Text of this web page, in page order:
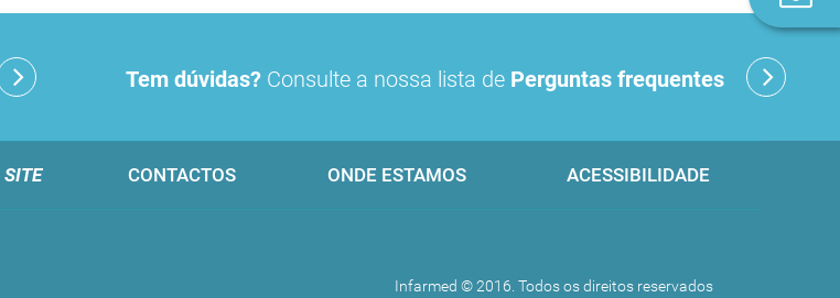
Tem dúvidas? Consulte a nossa lista de Perguntas frequentes
SITE CONTACTOS ONDE ESTAMOS ACESSIBILIDADE
Infarmed © 2016. Todos os direitos reservados